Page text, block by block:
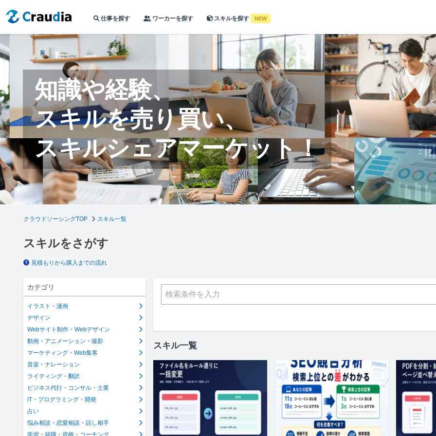
仕事を探す ワーカーを探す スキルを探す NEW
知識や経験、
スキルを売り買い、
スキルシェアマーケット！
クラウドソーシングTOP スキル一覧
スキルをさがす
見積もりから購入までの流れ
カテゴリ
イラスト・漫画
デザイン
Webサイト制作・Webデザイン
動画・アニメーション・撮影
マーケティング・Web集客
音楽・ナレーション
ライティング・翻訳
ビジネス代行・コンサル・士業
IT・プログラミング・開発
占い
悩み相談・恋愛相談・話し相手
学習・就職・資格・コーチング
スキル一覧